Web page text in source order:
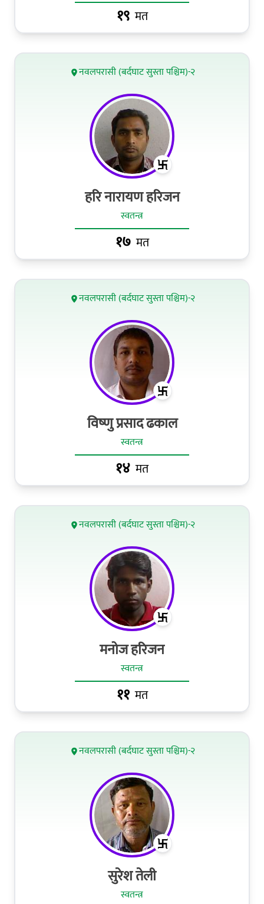
१९ मत
नवलपरासी (बर्दघाट सुस्ता पश्चिम)-२
हरि नारायण हरिजन
स्वतन्त्र
१७ मत
नवलपरासी (बर्दघाट सुस्ता पश्चिम)-२
विष्‍णु प्रसाद ढकाल
स्वतन्त्र
१४ मत
नवलपरासी (बर्दघाट सुस्ता पश्चिम)-२
मनोज हरिजन
स्वतन्त्र
११ मत
नवलपरासी (बर्दघाट सुस्ता पश्चिम)-२
सुरेश तेली
स्वतन्त्र